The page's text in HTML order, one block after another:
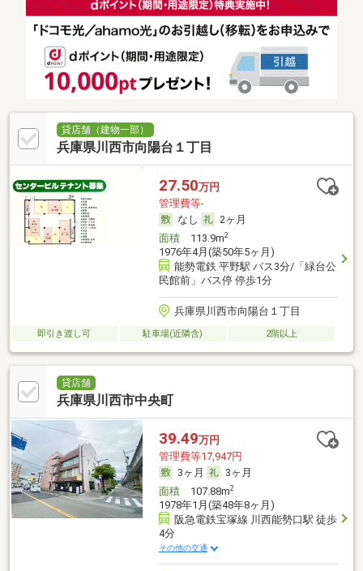
貸店舗（建物一部）
兵庫県川西市向陽台１丁目
27.50万円
管理費等-
なし
2ヶ月
面積113.9m2
1976年4月(築50年5ヶ月)
能勢電鉄 平野駅 バス3分/「緑台公
民館前」バス停 停歩1分
兵庫県川西市向陽台１丁目
即引き渡し可 駐車場(近隣含) 2階以上
貸店舗
兵庫県川西市中央町
39.49万円
管理費等17,947円
3ヶ月
3ヶ月
面積107.88m2
1978年1月(築48年8ヶ月)
阪急電鉄宝塚線 川西能勢口駅 徒歩
4分
その他の交通